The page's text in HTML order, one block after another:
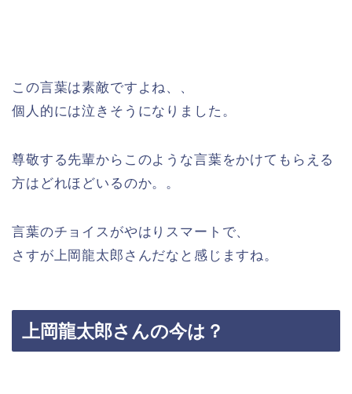
この言葉は素敵ですよね、、
個人的には泣きそうになりました。
尊敬する先輩からこのような言葉をかけてもらえる
方はどれほどいるのか。。
言葉のチョイスがやはりスマートで、
さすが上岡龍太郎さんだなと感じますね。
上岡龍太郎さんの今は？